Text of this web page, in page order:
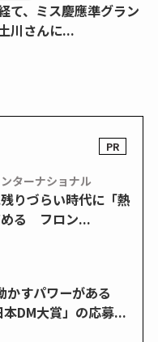
て、ミス慶應準グラン
川さんに...
ターナショナル
りづらい時代に「熱
める フロン...
かすパワーがある
本DM大賞」の応募...